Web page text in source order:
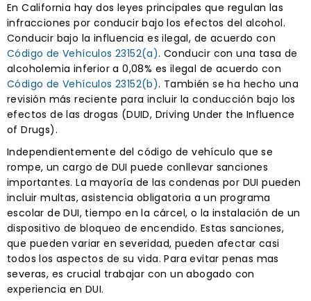
En California hay dos leyes principales que regulan las
infracciones por conducir bajo los efectos del alcohol.
Conducir bajo la influencia es ilegal, de acuerdo con
Código de Vehículos 23152(a). Conducir con una tasa de
alcoholemia inferior a 0,08% es ilegal de acuerdo con
Código de Vehículos 23152(b). También se ha hecho una
revisión más reciente para incluir la conducción bajo los
efectos de las drogas (DUID, Driving Under the Influence
of Drugs).
Independientemente del código de vehículo que se
rompe, un cargo de DUI puede conllevar sanciones
importantes. La mayoría de las condenas por DUI pueden
incluir multas, asistencia obligatoria a un programa
escolar de DUI, tiempo en la cárcel, o la instalación de un
dispositivo de bloqueo de encendido. Estas sanciones,
que pueden variar en severidad, pueden afectar casi
todos los aspectos de su vida. Para evitar penas mas
severas, es crucial trabajar con un abogado con
experiencia en DUI.